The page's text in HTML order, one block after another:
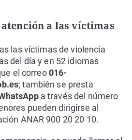
a las víctimas
las víctimas de violencia
del día y en 52 idiomas
el correo016-
; también se presta
a través del número
pueden dirigirse al
ANAR 900 20 20 10.